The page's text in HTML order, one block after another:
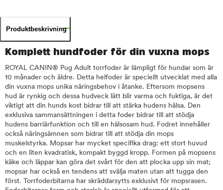
Produktbeskrivning
Komplett hundfoder för din vuxna mops
ROYAL CANIN® Pug Adult torrfoder är lämpligt för hundar som är
10 månader och äldre. Detta helfoder är speciellt utvecklat med alla
din vuxna mops unika näringsbehov i åtanke. Eftersom mopsens
hud är rynkig och dessa hudveck lätt blir varma och fuktiga, är det
viktigt att din hunds kost bidrar till att stärka hudens hälsa. Den
exklusiva sammansättningen i detta foder bidrar till att stödja
hudens barriärfunktion och till en hälsosam hud. Fodret innehåller
också näringsämnen som bidrar till att stödja din mops
muskelstyrka. Mopsar har mycket specifika drag: ett stort huvud
och en liten kvadratisk, kompakt byggd kropp. Formen på mopsens
käke och läppar kan göra det svårt för den att plocka upp sin mat;
mopsar har också en tendens att svälja maten utan att tugga den
först. Torrfoderbitarna har skräddarsytts exklusivt för mopsrasen.